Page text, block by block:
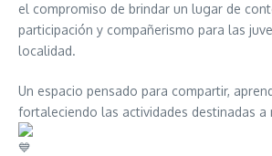
el compromiso de brindar un lugar de
participación y compañerismo para las
localidad.
Un espacio pensado para compartir,
fortaleciendo las actividades destinadas a